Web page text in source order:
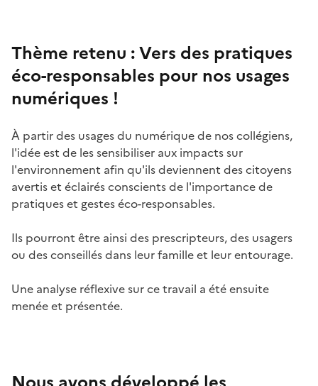
Thème retenu : Vers des pratiques
éco-responsables pour nos usages
numériques !
À partir des usages du numérique de nos collégiens,
l'idée est de les sensibiliser aux impacts sur
l'environnement afin qu'ils deviennent des citoyens
avertis et éclairés conscients de l'importance de
pratiques et gestes éco-responsables.
Ils pourront être ainsi des prescripteurs, des usagers
ou des conseillés dans leur famille et leur entourage.
Une analyse réflexive sur ce travail a été ensuite
menée et présentée.